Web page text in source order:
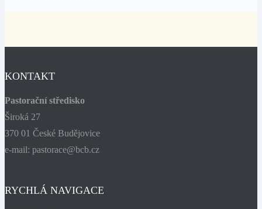
KONTAKT
Pastorační středisko
Široká 27
370 01 České Budějovice
e-mail: pastorace@bcb.cz
RYCHLÁ NAVIGACE